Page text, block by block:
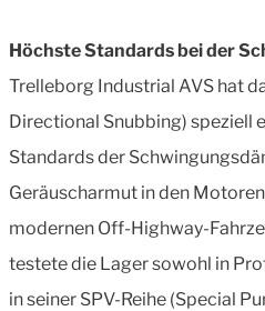
Höchste Standards bei der
Trelleborg Industrial AVS hat
Directional Snubbing) speziell
Standards der
Geräuscharmut in den
modernen Off-Highway-
testete die Lager sowohl in
in seiner SPV-Reihe (Special